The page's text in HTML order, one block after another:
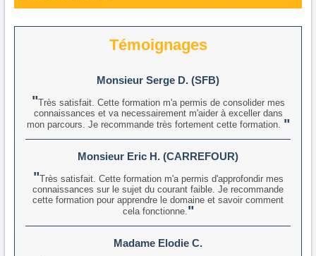
Témoignages
Monsieur Serge D. (SFB)
Très satisfait. Cette formation m'a permis de consolider mes
connaissances et va necessairement m'aider à exceller dans
mon parcours. Je recommande très fortement cette formation.
Monsieur Eric H. (CARREFOUR)
Très satisfait. Cette formation m'a permis d'approfondir mes
connaissances sur le sujet du courant faible. Je recommande
cette formation pour apprendre le domaine et savoir comment
cela fonctionne.
Madame Elodie C.